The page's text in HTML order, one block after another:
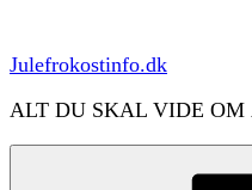
indhold
Julefrokostinfo.dk
ALT DU SKAL VIDE OM